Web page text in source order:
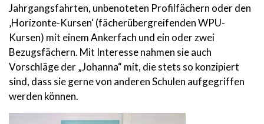
Jahrgangsfahrten, unbenoteten Profilfächern oder den
‚Horizonte-Kursen‘ (fächerübergreifenden WPU-
Kursen) mit einem Ankerfach und ein oder zwei
Bezugsfächern. Mit Interesse nahmen sie auch
Vorschläge der „Johanna“ mit, die stets so konzipiert
sind, dass sie gerne von anderen Schulen aufgegriffen
werden können.